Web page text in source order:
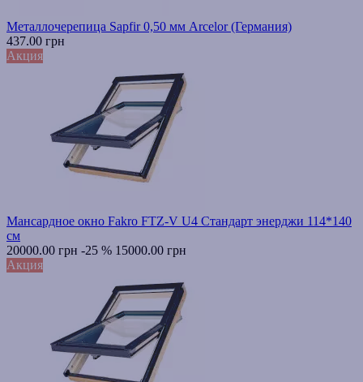
Металлочерепица Sapfir 0,50 мм Arcelor (Германия)
437.00 грн
Акция
Мансардное окно Fakro FTZ-V U4 Стандарт энерджи 114*140
см
20000.00 грн -25 % 15000.00 грн
Акция